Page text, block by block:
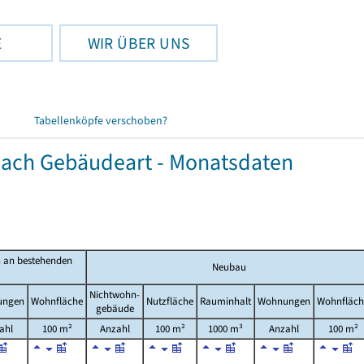
WIR ÜBER UNS
Tabellenköpfe verschoben?
Gebäudeart - Monatsdaten
bestehenden
Neubau
Wohnfläche Nichtwohn-
gebäude
Nutzfläche Rauminhalt Wohnungen
100 m² Anzahl 100 m² 1000 m³ Anzahl 100 m²